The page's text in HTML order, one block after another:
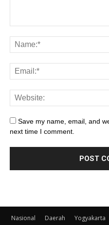
Save my name, email, and
next time I comment.
Nasional Daerah Yogyakarta